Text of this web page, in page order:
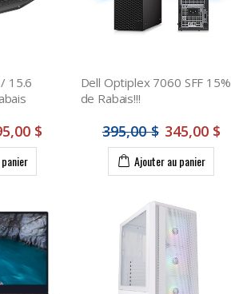
15.6
$
Dell Optiplex 7060 SFF 15%
de Rabais!!!
395,00 $ 345,00 $
Ajouter au panier